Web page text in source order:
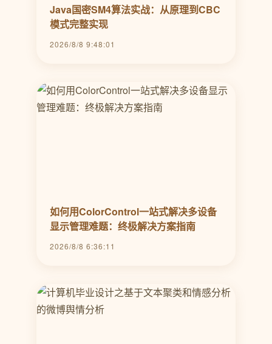
Java国密SM4算法实战：从原理到CBC
模式完整实现
2026/8/8 9:48:01
如何用ColorControl一站式解决多设备
显示管理难题：终极解决方案指南
2026/8/8 6:36:11